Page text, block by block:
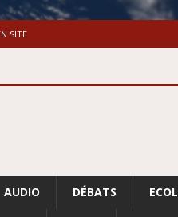
SITE
AUDIO DÉBATS